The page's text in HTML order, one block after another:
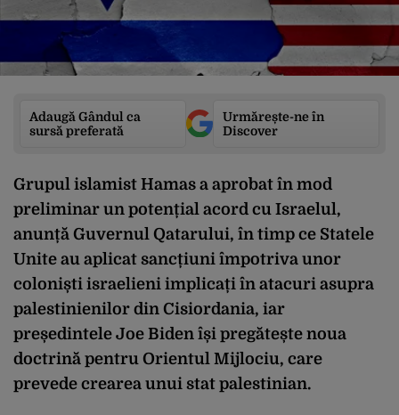
Adaugă Gândul ca
sursă preferată
Urmărește-ne în
Discover
Grupul islamist Hamas a aprobat în mod
preliminar un potențial acord cu Israelul,
anunță Guvernul Qatarului, în timp ce Statele
Unite au aplicat sancțiuni împotriva unor
coloniști israelieni implicați în atacuri asupra
palestinienilor din Cisiordania, iar
președintele Joe Biden își pregătește noua
doctrină pentru Orientul Mijlociu, care
prevede crearea unui stat palestinian.